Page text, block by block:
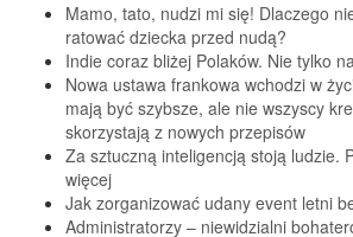
Mamo, tato, nudzi mi się! Dlaczego
ratować dziecka przed nudą?
Indie coraz bliżej Polaków. Nie tylko
Nowa ustawa frankowa wchodzi w
mają być szybsze, ale nie wszyscy
skorzystają z nowych przepisów
Za sztuczną inteligencją stoją ludzie.
więcej
Jak zorganizować udany event letni
Administratorzy – niewidzialni